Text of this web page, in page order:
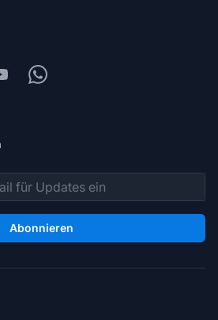
Whatsapp
Abonnieren